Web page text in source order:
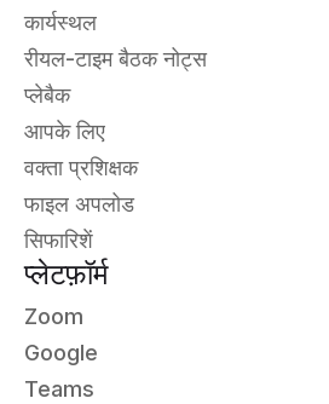
कार्यस्थल
रीयल-टाइम बैठक नोट्स
प्लेबैक
आपके लिए
वक्ता प्रशिक्षक
फाइल अपलोड
सिफारिशें
प्लेटफ़ॉर्म
Zoom
Google
Teams